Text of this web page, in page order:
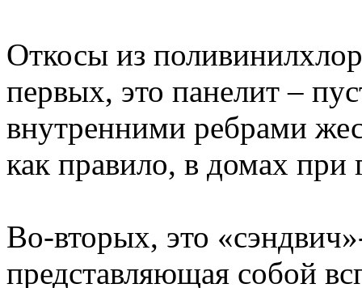
Откосы из
первых, это панелит –
внутренними ребрами
как правило, в домах при
Во-вторых, это
представляющая собой